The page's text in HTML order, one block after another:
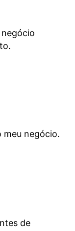
negócio.
de